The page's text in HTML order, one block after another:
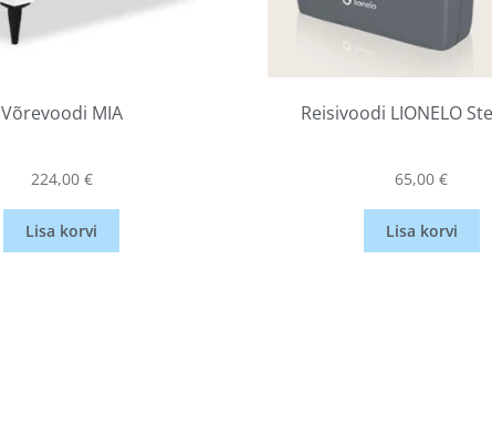
Võrevoodi MIA
224,00 €
Lisa korvi
Reisivoodi LIONELO
65,00€
Lisa korvi